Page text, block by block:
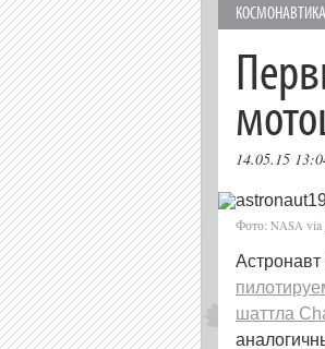
КОСМОНАВТИКА
14.05.15
Фото: NASA via
шаттла